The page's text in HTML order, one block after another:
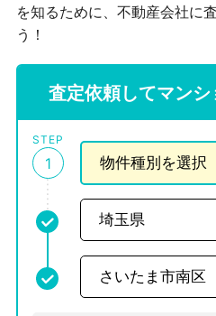
を知るために、不動産会社に
う！
査定依頼してマン
STEP
1